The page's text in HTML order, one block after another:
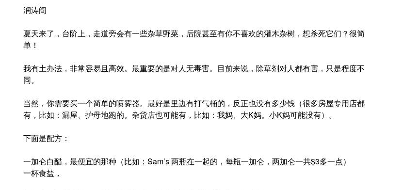
润涛阎
夏天来了，台阶上，走道旁会有一些杂草野菜，后院甚至有你不喜欢的灌木杂树，想杀死它们？很简
单！
我有土办法，非常容易且高效。最重要的是对人无毒害。目前来说，除草剂对人都有害，只是程度不
同。
当然，你需要买一个简单的喷雾器。最好是里边有打气桶的，反正也没有多少钱（很多房屋专用店都
有，比如：漏屋、护母地跑的。杂货店也可能有，比如：我妈、大K妈。小K妈可能没有）。
下面是配方：
一加仑白醋，最便宜的那种（比如：Sam’s 两瓶在一起的，每瓶一加仑，两加仑一共$3多一点）
一杯食盐，